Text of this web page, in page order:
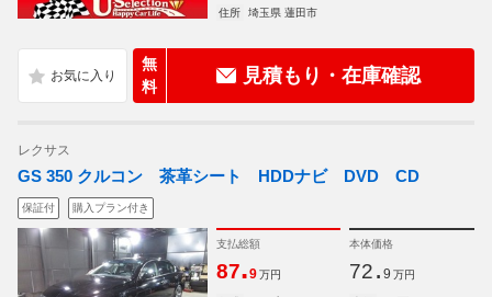
住所
埼玉県 蓮田市
無
料
見積もり・在庫確認
レクサス
GS 350 クルコン 茶革シート HDDナビ DVD CD
保証付 購入プラン付き
支払総額
87.9 万円
本体価格
72. 9 万円